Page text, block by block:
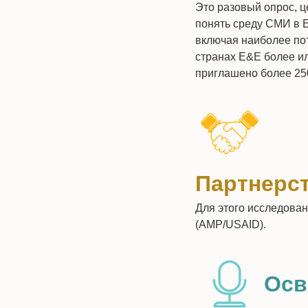
Это разовый опрос,
понять среду СМИ в
включая наиболее
странах Е&Е более
приглашено более
Для этого
(АМР/USAID).